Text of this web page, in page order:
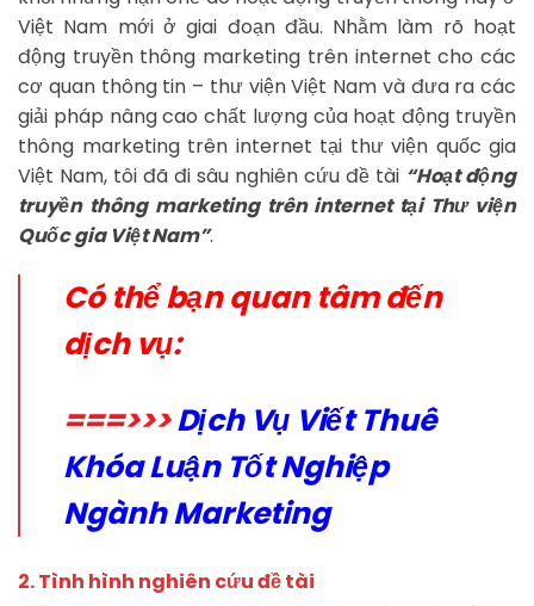
Việt Nam mới ở giai đoạn đầu. Nhằm làm rõ hoạt
động truyền thông marketing trên internet cho các
cơ quan thông tin – thư viện Việt Nam và đưa ra các
giải pháp nâng cao chất lượng của hoạt động truyền
thông marketing trên internet tại thư viện quốc gia
Việt Nam, tôi đã đi sâu nghiên cứu đề tài “Hoạt động
truyền thông marketing trên internet tại Thư viện
Quốc gia Việt Nam”.
Có thể bạn quan tâm đến
dịch vụ:
===>>>Dịch Vụ Viết Thuê
Khóa Luận Tốt Nghiệp
Ngành Marketing
2. Tình hình nghiên cứu đề tài